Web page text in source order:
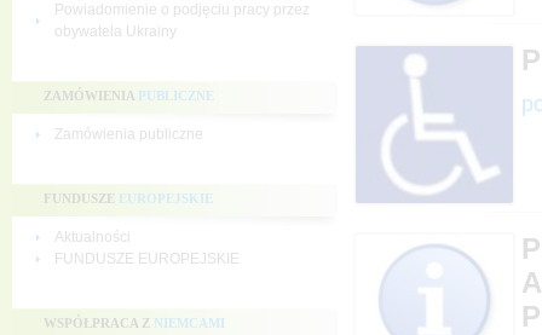
Powiadomienie o podjęciu pracy przez
obywatela Ukrainy
ZAMÓWIENIA PUBLICZNE
Zamówienia publiczne
FUNDUSZE EUROPEJSKIE
Aktualności
FUNDUSZE EUROPEJSKIE
WSPÓŁPRACA Z NIEMCAMI